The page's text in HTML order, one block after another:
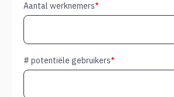
Aantal werknemers*
# potentiële gebruikers*